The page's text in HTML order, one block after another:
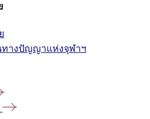
างปัญญาแห่งจุฬาฯ